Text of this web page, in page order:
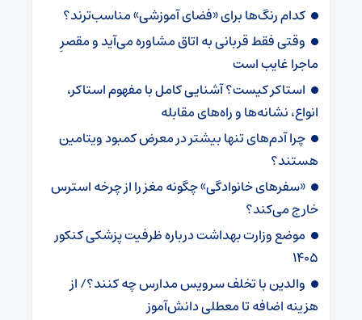
کدام رنگ‌ها برای «فضای آموزشی» مناسب‌ترند؟
وقتی فقط قربانی به اتاق مشاوره می‌آید و مقصرِ
ماجرا غایب است
استاکر کیست؟ آشنایی کامل با مفهوم استاکر،
انواع، نشانه‌ها و راه‌های مقابله
چرا آدم‌های تنها بیشتر در معرض کمبود ویتامین
هستند؟
«سفرهای خانوادگی» چگونه مغز را از چرخه استرس
خارج می‌کند؟
موضع وزارت بهداشت درباره ظرفیت پزشکی کنکور
۱۴۰۵
والدین با تخلف سرویس مدارس چه کنند؟/ از
هزینه اضافه تا معطلی دانش‌آموز